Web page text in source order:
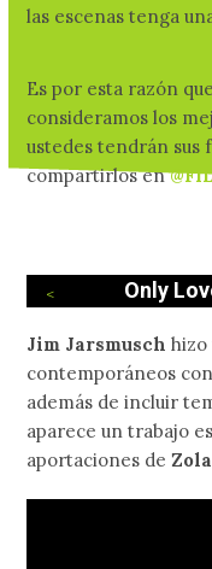
las escenas tenga
Es por esta razón
consideramos los
ustedes tendrán sus
compartirlos en
Only
Jim Jarsmuschhizo
contemporáneos
además de incluir
aparece un trabajo
aportaciones de